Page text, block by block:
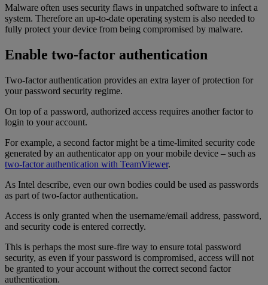
Malware often uses security flaws in unpatched software to infect a
system. Therefore an up-to-date operating system is also needed to
fully protect your device from being compromised by malware.
Enable two-factor authentication
Two-factor authentication provides an extra layer of protection for
your password security regime.
On top of a password, authorized access requires another factor to
login to your account.
For example, a second factor might be a time-limited security code
generated by an authenticator app on your mobile device – such as
two-factor authentication with TeamViewer.
As Intel describe, even our own bodies could be used as passwords
as part of two-factor authentication.
Access is only granted when the username/email address, password,
and security code is entered correctly.
This is perhaps the most sure-fire way to ensure total password
security, as even if your password is compromised, access will not
be granted to your account without the correct second factor
authentication.